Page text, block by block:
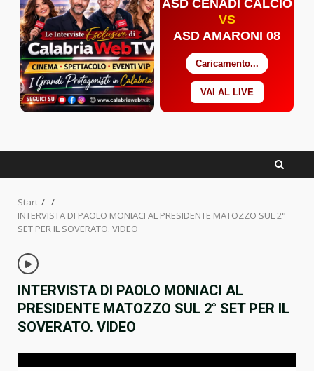
ASD CENADI CALCIO
VS
ASD AMARONI 08
Caricamento...
VAI AL LIVE
Start
INTERVISTA DI PAOLO MONIACI AL PRESIDENTE MATOZZO SUL 2°
SET PER IL SOVERATO. VIDEO
INTERVISTA DI PAOLO MONIACI AL
PRESIDENTE MATOZZO SUL 2° SET PER IL
SOVERATO. VIDEO